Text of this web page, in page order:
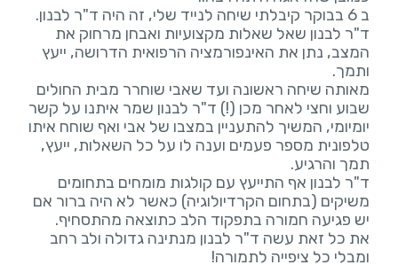
ד"ר לבנון שאל שאלות מקצועיות ואבחן מרחוק את
המצב, נתן את האינפורמציה הרפואית הדרושה, ייעץ
מאותה שיחה ראשונה ועד שאבי שוחרר מבית החולים
שבוע וחצי לאחר מכן (!) ד"ר לבנון שמר איתנו על קשר
יומיומי, המשיך להתעניין במצבו של אבי ואף שוחח איתו
טלפונית מספר פעמים וענה לו על כל השאלות, ייעץ,
ד"ר לבנון אף התייעץ עם קולגות מומחים בתחומים
משיקים (בתחום הקרדיולוגיה) כאשר לא היה ברור אם
את כל זאת עשה ד"ר לבנון מנתינה גדולה ולב רחב